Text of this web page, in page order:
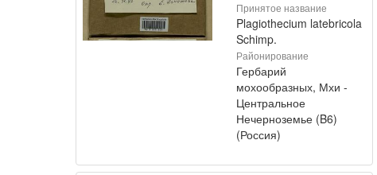
Принятое название
Plagiothecium latebricola
Schimp.
Районирование
Гербарий
мохообразных, Мхи -
Центральное
Нечерноземье (B6)
(Россия)